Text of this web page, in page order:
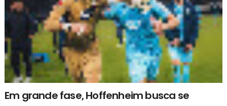
Em grande fase, Hoffenheim busca se